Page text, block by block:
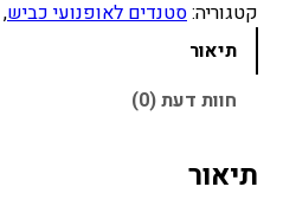
קטגוריה:סטנדים לאופנועי כביש,
תיאור
חוות דעת (0)
תיאור